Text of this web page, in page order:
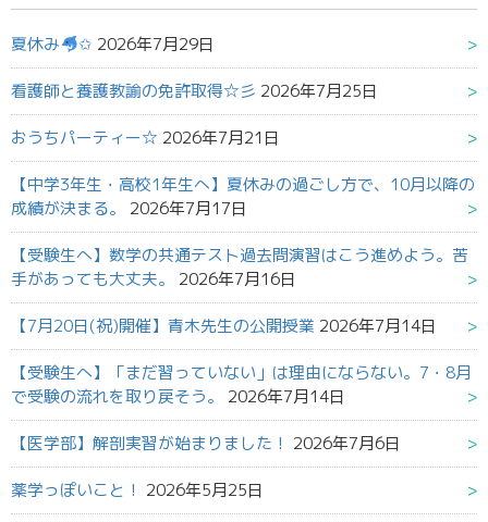
夏休み ✩ 2026年7月29日
看護師と養護教諭の免許取得☆彡 2026年7月25日
おうちパーティー☆ 2026年7月21日
【中学3年生・高校1年生へ】夏休みの過ごし方で、10月以降の
成績が決まる。
2026年7月17日
【受験生へ】数学の共通テスト過去問演習はこう進めよう。苦
手があっても大丈夫。
2026年7月16日
【7月20日(祝)開催】青木先生の公開授業 2026年7月14日
【受験生へ】「まだ習っていない」は理由にならない。7・8月
で受験の流れを取り戻そう。
2026年7月14日
【医学部】解剖実習が始まりました！ 2026年7月6日
薬学っぽいこと！ 2026年5月25日